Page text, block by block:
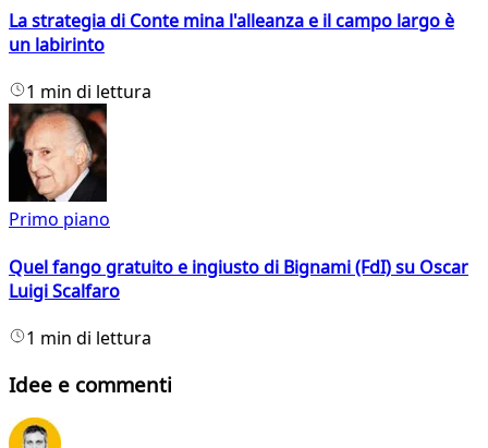
La strategia di Conte mina l'alleanza e il campo largo è
un labirinto
1 min di lettura
Primo piano
Quel fango gratuito e ingiusto di Bignami (FdI) su Oscar
Luigi Scalfaro
1 min di lettura
Idee e commenti